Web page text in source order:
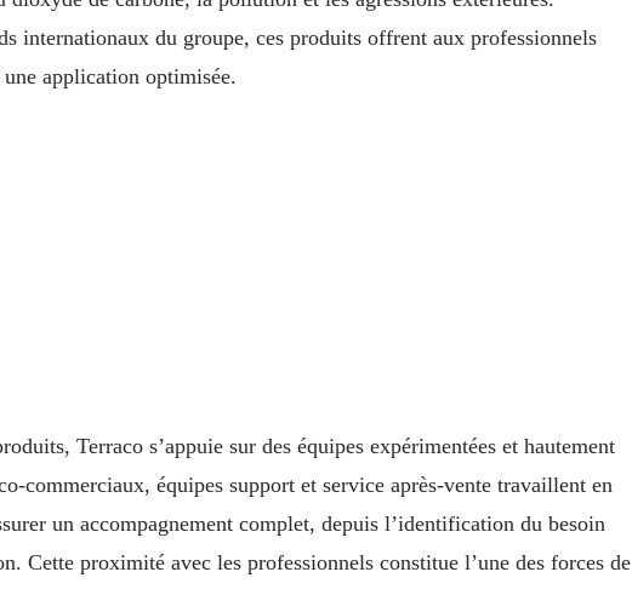
internationaux du groupe, ces produits offrent aux professionnels
application optimisée.
Terraco s’appuie sur des équipes expérimentées et hautement
commerciaux, équipes support et service après-vente travaillent en
un accompagnement complet, depuis l’identification du besoin
Cette proximité avec les professionnels constitue l’une des forces de